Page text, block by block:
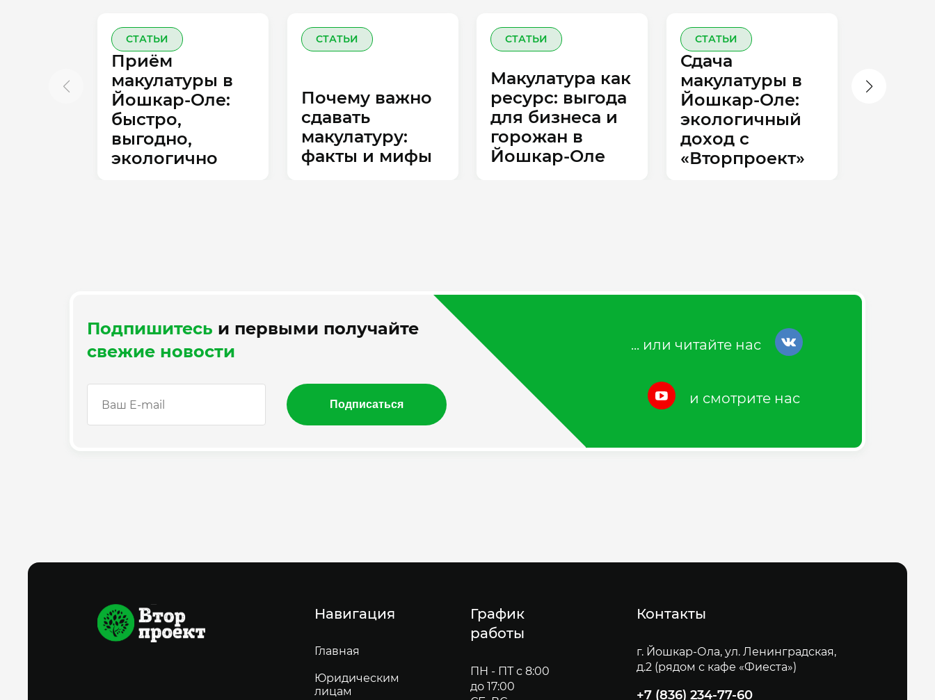
СТАТЬИ
Приём
макулатуры в
Йошкар‑Оле:
быстро,
выгодно,
экологично
СТАТЬИ
Почему важно
сдавать
макулатуру:
факты и мифы
СТАТЬИ
Макулатура как
ресурс: выгода
для бизнеса и
горожан в
Йошкар‑Оле
СТАТЬИ
Сдача
макулатуры в
Йошкар‑Оле:
экологичный
доход с
«Вторпроект»
Подпишитесь и первыми получайте
свежие новости
Подписаться
... или читайте нас
и смотрите нас
Навигация
Главная
Юридическим
лицам
График
работы
ПН - ПТ с 8:00
до 17:00
Контакты
г. Йошкар-Ола, ул. Ленинградская,
д.2 (рядом с кафе «Фиеста»)
+7 (836) 234-77-60